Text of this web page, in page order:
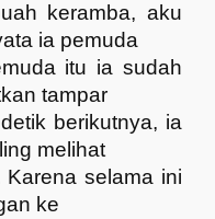
keramba, aku
ia pemuda
itu ia sudah
tampar
berikutnya, ia
melihat
Karena selama ini
ke